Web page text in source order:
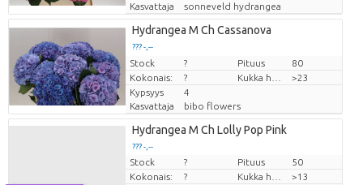
Kasvattaja
sonneveld hydrangea
Hydrangea M Ch Cassanova
??? -,--
Hinta per kappale
Stock ? Pituus
80
Kokonais:
?
>23
Kypsyys
4
Kasvattaja
bibo flowers
Hydrangea M Ch Lolly Pop Pink
??? -,--
Hinta per kappale
Stock ? Pituus
50
Kokonais:
?
>13